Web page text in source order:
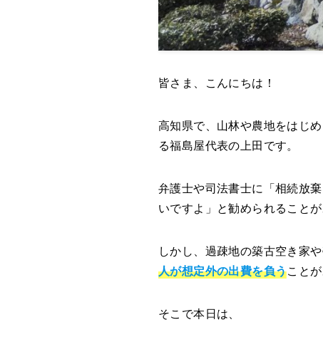
皆さま、こんにちは！
高知県で、山林や農地をはじ
る福島屋代表の上田です。
弁護士や司法書士に「相続放
いですよ」と勧められることが
しかし、過疎地の築古空き家
人が想定外の出費を負うことが
そこで本日は、